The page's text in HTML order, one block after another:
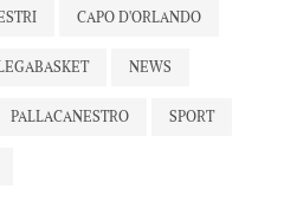
CAPO D'ORLANDO
NEWS
PALLACANESTRO SPORT